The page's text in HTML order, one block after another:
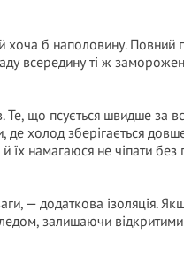
б наполовину. Повний
всередину ті ж
що псується швидше за
де холод зберігається
їх намагаюся не чіпати без
— додаткова ізоляція.
залишаючи відкритими